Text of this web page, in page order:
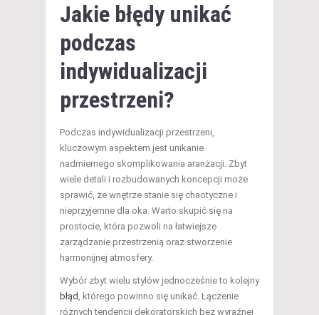
Jakie błędy unikać
podczas
indywidualizacji
przestrzeni?
Podczas indywidualizacji przestrzeni,
kluczowym aspektem jest unikanie
nadmiernego skomplikowania aranżacji. Zbyt
wiele detali i rozbudowanych koncepcji może
sprawić, że wnętrze stanie się chaotyczne i
nieprzyjemne dla oka. Warto skupić się na
prostocie, która pozwoli na łatwiejsze
zarządzanie przestrzenią oraz stworzenie
harmonijnej atmosfery.
Wybór zbyt wielu stylów jednocześnie to kolejny
błąd, którego powinno się unikać. Łączenie
różnych tendencji dekoratorskich bez wyraźnej